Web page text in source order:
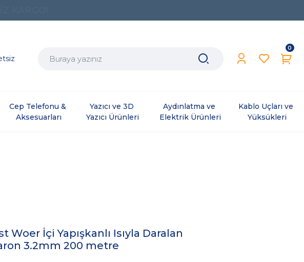
0
Cep Telefonu &
Aksesuarları
Yazıcı ve 3D
Yazıcı Ürünleri
Aydınlatma ve
Elektrik Ürünleri
Kablo Uçları ve
Yüksükleri
Woer İçi Yapışkanlı Isıyla Daralan
3.2mm 200 metre